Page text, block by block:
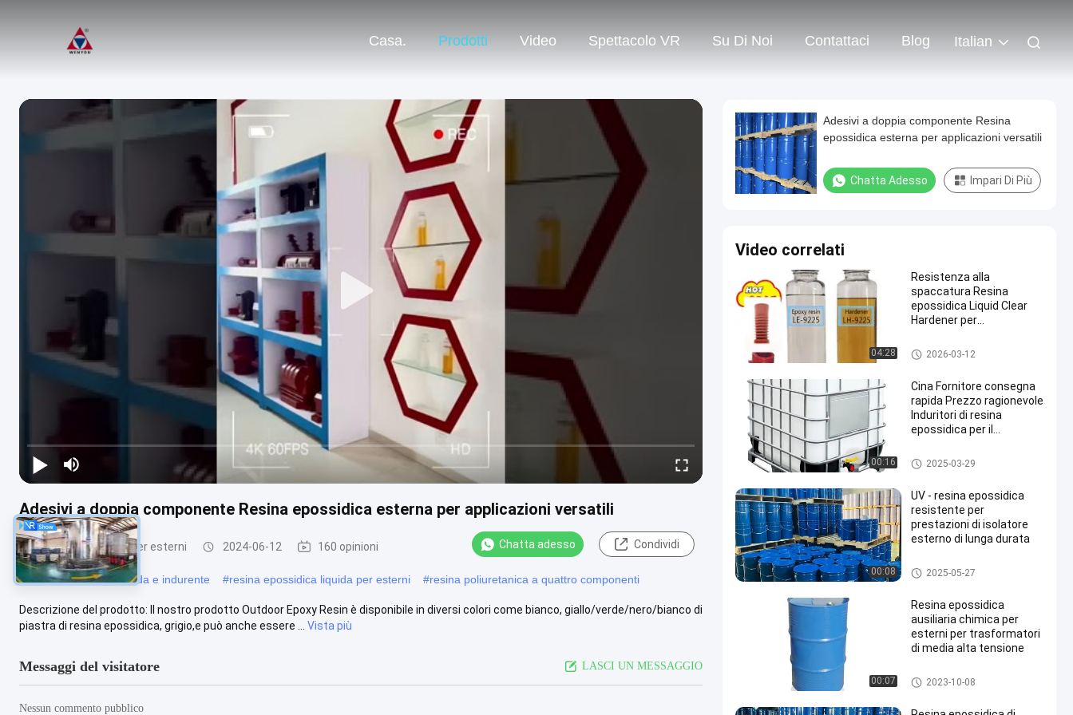
Casa. Prodotti Video Spettacolo VR Su Di Noi Contattaci Blog Italian
Adesivi a doppia componente Resina epossidica esterna per applicazioni versatili
Resina epossidica per esterni 2024-06-12 160 opinioni Chatta adesso Condividi
#resina epossidica liquida e indurente #resina epossidica liquida per esterni #resina poliuretanica a quattro componenti
Descrizione del prodotto: Il nostro prodotto Outdoor Epoxy Resin è disponibile in diversi colori come bianco, giallo/verde/nero/bianco di
piastra di resina epossidica, grigio,e può anche essere ...
Vista più
Messaggi del visitatore LASCI UN MESSAGGIO
Nessun commento pubblico
Adesivi a doppia componente Resina
epossidica esterna per applicazioni versatili
Chatta Adesso Impari Di Più
Video correlati
04:28
Resistenza alla
spaccatura Resina
epossidica Liquid Clear
Hardener per
secco
Resina epossidica per esterni
2026-03-12
00:16
Cina Fornitore consegna
rapida Prezzo ragionevole
Induritori di resina
epossidica per il
Resina epossidica per esterni
2025-03-29
00:08
UV - resina epossidica
resistente per
prestazioni di isolatore
esterno di lunga durata
Resina epossidica per esterni
2025-05-27
00:07
Resina epossidica
ausiliaria chimica per
esterni per trasformatori
di media alta tensione
Resina epossidica per esterni
2023-10-08